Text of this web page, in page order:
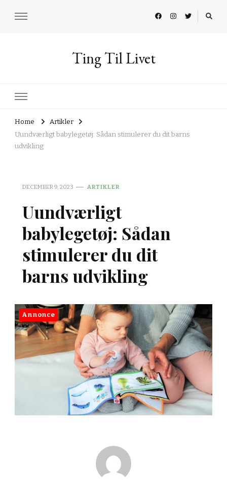
Ting Til Livet
Home
Artikler
Uundværligt babylegetøj: Sådan stimulerer du dit barns
udvikling
DECEMBER 9, 2023 ARTIKLER
Uundværligt
babylegetøj: Sådan
stimulerer du dit
barns udvikling
Annonce